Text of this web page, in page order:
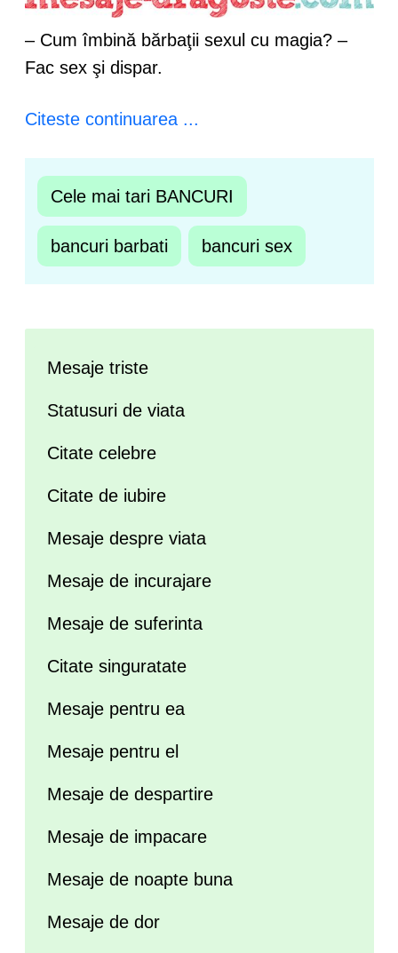
– Cum îmbină bărbaţii sexul cu magia? –
Fac sex şi dispar.
Citeste continuarea ...
Cele mai tari BANCURI
bancuri barbati bancuri sex
Mesaje triste
Statusuri de viata
Citate celebre
Citate de iubire
Mesaje despre viata
Mesaje de incurajare
Mesaje de suferinta
Citate singuratate
Mesaje pentru ea
Mesaje pentru el
Mesaje de despartire
Mesaje de impacare
Mesaje de noapte buna
Mesaje de dor